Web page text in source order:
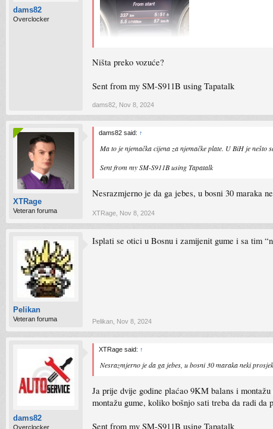
dams82
Overclocker
Ništa preko vozuće?
Sent from my SM-S911B using Tapatalk
dams82 Nov 8, 2024
XTRage
Veteran foruma
dams82 said: ↑
Ma to je njemačka cijena za njemačke plate. U BiH je nešto
Sent from my SM-S911B using Tapatalk
Nesrazmjerno je da ga jebes, u bosni 30 maraka
XTRage Nov 8, 2024
Pelikan
Veteran foruma
Isplati se otici u Bosnu i zamijenit gume i sa tim
Pelikan Nov 8, 2024
dams82
Overclocker
XTRage said: ↑
Nesrazmjerno je da ga jebes, u bosni 30 maraka neki
Ja prije dvije godine plaćao 9KM balans i
montažu gume, koliko bošnjo sati treba da radi
Sent from my SM-S911B using Tapatalk